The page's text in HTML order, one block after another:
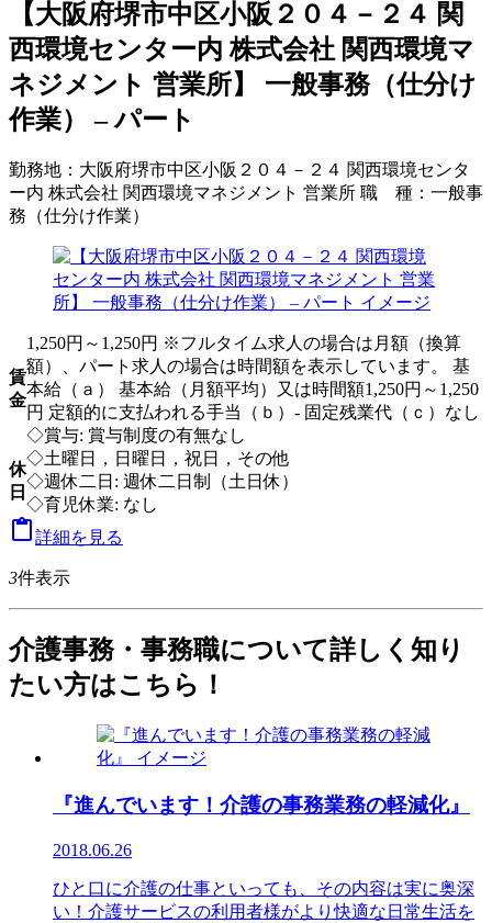
【大阪府堺市中区小阪２０４－２４ 関
西環境センター内 株式会社 関西環境マ
ネジメント 営業所】 一般事務（仕分け
作業） – パート
勤務地： 大阪府堺市中区小阪２０４－２４ 関西環境センタ
ー内 株式会社 関西環境マネジメント 営業所 職 種： 一般事
務（仕分け作業）
賃
金
1,250円～1,250円 ※フルタイム求人の場合は月額（換算
額）、パート求人の場合は時間額を表示しています。 基
本給（ａ） 基本給（月額平均）又は時間額1,250円～1,250
円 定額的に支払われる手当（ｂ）- 固定残業代（ｃ）なし
◇賞与: 賞与制度の有無なし
休
日
◇土曜日，日曜日，祝日，その他
◇週休二日: 週休二日制（土日休）
◇育児休業: なし
詳細を見る
3件表示
介護事務・事務職について詳しく知り
たい方はこちら！
『進んでいます！介護の事務業務の軽減化』
2018.06.26
ひと口に介護の仕事といっても、その内容は実に奥深
い！介護サービスの利用者様がより快適な日常生活を